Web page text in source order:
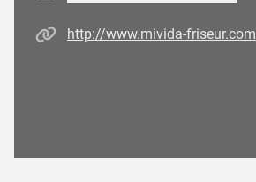
Homepagehttp://www.mivida-friseur.com